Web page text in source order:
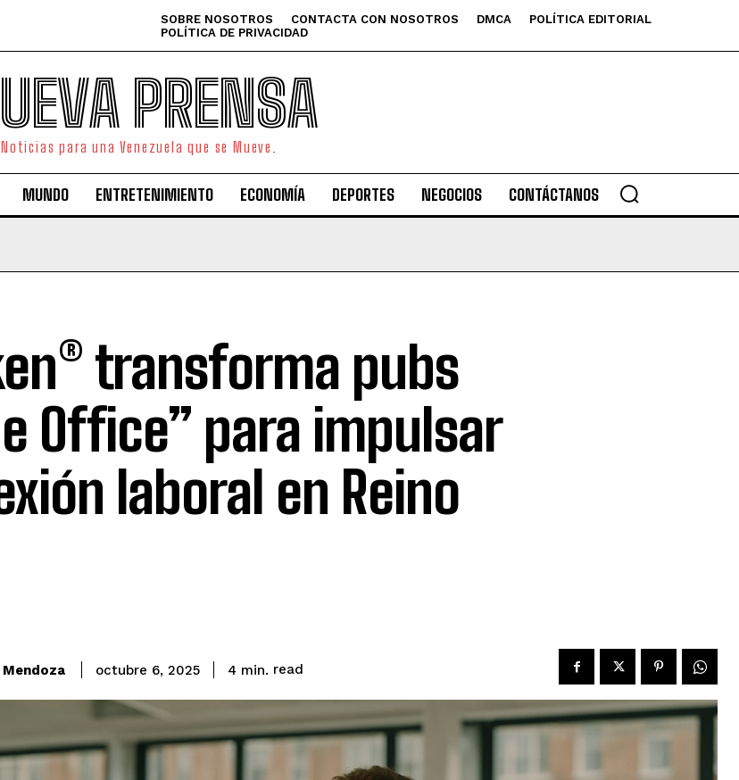
SOBRE NOSOTROS CONTACTA CON NOSOTROS DMCA
POLÍTICA EDITORIAL
POLÍTICA DE PRIVACIDAD
PRENSA
Noticias para una Venezuela que se Mueve.
MUNDO ENTRETENIMIENTO ECONOMÍA DEPORTES NEGOCIOS CONTÁCTANOS
transforma pubs
Office” para impulsar
laboral en Reino
octubre 6, 2025 4 min. read